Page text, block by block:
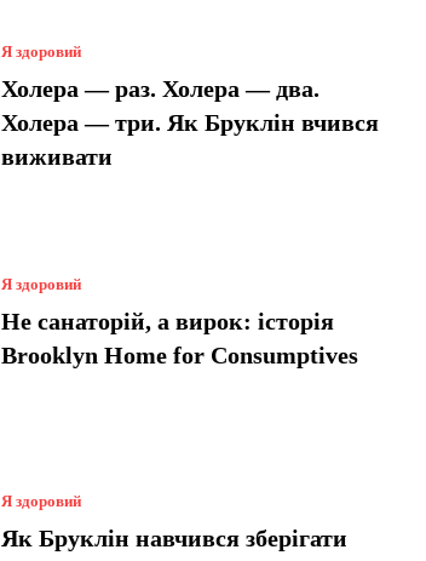
Я здоровий
Холера — раз. Холера — два.
Холера — три. Як Бруклін вчився
виживати
Я здоровий
Не санаторій, а вирок: історія
Brooklyn Home for Consumptives
Я здоровий
Як Бруклін навчився зберігати